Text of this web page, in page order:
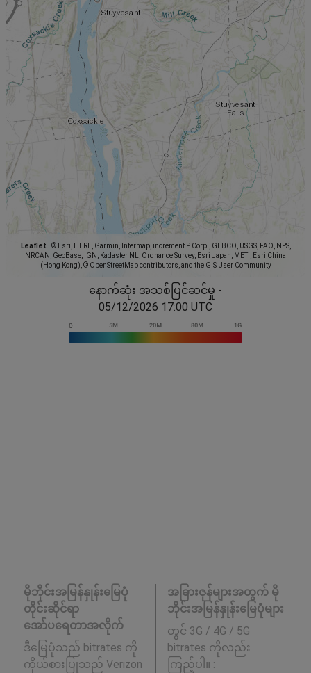
Leaflet
© Esri, HERE, Garmin, Intermap, increment P Corp., GEBCO, USGS, FAO, NPS,
NRCAN, GeoBase, IGN, Kadaster NL, Ordnance Survey, Esri Japan, METI, Esri China
(Hong Kong), © OpenStreetMap contributors, and the GIS User Community
နောက်ဆုံး အသစ်ပြင်ဆင်မှု -
05/12/2026 17:00 UTC
မိုဘိုင်းအမြန်နှုန်းမြေပုံ
တိုင်းဆိုင်ရာ
အော်ပရေတာအလိုက်
ဒီမြေပုံသည် bitrates ကို
ကိုယ်စားပြုသည် Verizon
အခြားဇုန်များအတွက် မို
ဘိုင်းအမြန်နှုန်းမြေပုံများ
တွင် 3G / 4G / 5G
bitrates ကိုလည်း
ကြည့်ပါ။ :